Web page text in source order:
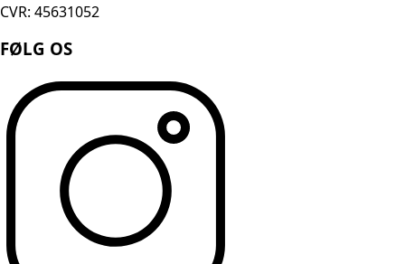
CVR: 45631052
FØLG OS